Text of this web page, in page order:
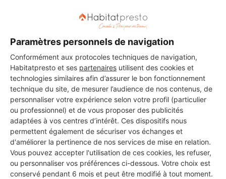
Paramètres personnels de navigation
Conformément aux protocoles techniques de navigation,
Habitatpresto et ses partenaires utilisent des cookies et
technologies similaires afin d’assurer le bon fonctionnement
technique du site, de mesurer l’audience de nos contenus, de
personnaliser votre expérience selon votre profil (particulier
ou professionnel) et de vous proposer des publicités
adaptées à vos centres d’intérêt. Ces dispositifs nous
permettent également de sécuriser vos échanges et
d'améliorer la pertinence de nos services de mise en relation.
Vous pouvez accepter l'utilisation de ces cookies, les refuser,
ou personnaliser vos préférences ci-dessous. Votre choix est
conservé pendant 6 mois et peut être modifié à tout moment.
Vous souhaitez réaliser des travaux et ne savez quel professionnel
choisir ? Demandez des devis travauxauprès de notre réseau de 5 000
DEMANDER UN DEVIS